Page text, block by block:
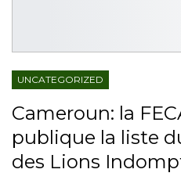
UNCATEGORIZED
Cameroun: la
publique la liste
des Lions